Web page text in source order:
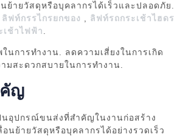
ย้ายวัสดุหรือบุคลากรได้เร็วและปลอดภัย.
ลิฟท์กรรไกรยกของ
ลิฟท์รถกระเช้าไฮดร
เช้าไฟฟ้า
นการทำงาน. ลดความเสี่ยงในการเกิด
มสะดวกสบายในการทำงาน.
คัญ
นอุปกรณ์ขนส่งที่สำคัญในงานก่อสร้าง
นย้ายวัสดุหรือบุคลากรได้อย่างรวดเร็ว